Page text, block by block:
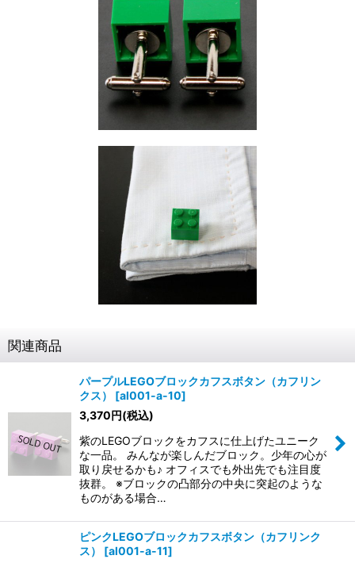
関連商品
パープルLEGOブロックカフスボタン（カフリン
クス）
[al001-a-10]
3,370円(税込)
紫のLEGOブロックをカフスに仕上げたユニーク
な一品。 みんなが楽しんだブロック。少年の心が
取り戻せるかも♪ オフィスでも外出先でも注目度
抜群。 ※ブロックの凸部分の中央に突起のような
ものがある場合…
ピンクLEGOブロックカフスボタン（カフリンク
ス）
[al001-a-11]